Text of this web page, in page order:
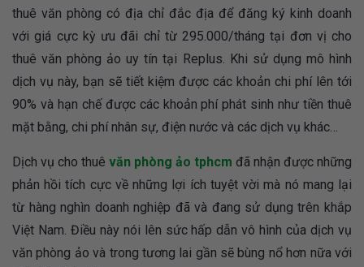
thuê văn phòng có địa chỉ đắc địa để đăng ký kinh doanh
với giá cực kỳ ưu đãi chỉ từ 295.000/tháng tại đơn vị cho
thuê văn phòng ảo uy tín tại Replus. Khi sử dụng mô hình
dịch vụ này, bạn sẽ tiết kiệm được các khoản chi phí lên tới
90% và hạn chế được các khoản phí phát sinh như tiền thuê
mặt bằng, chi phí nhân sự, điện nước và các dịch vụ khác…
Dịch vụ cho thuê văn phòng ảo tphcm đã nhận được những
phản hồi tích cực về những lợi ích tuyệt vời mà nó mang lại
từ hàng nghìn doanh nghiệp đã và đang sử dụng trên khắp
Việt Nam. Điều này nói lên sức hấp dẫn vô hình của dịch vụ
văn phòng ảo và trong tương lai gần sẽ bùng nổ hơn nữa với